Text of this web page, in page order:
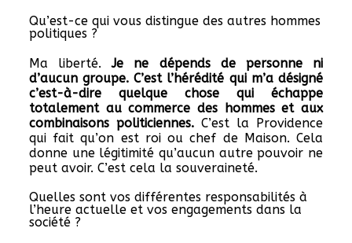
Qu’est-ce qui vous distingue des autres hommes
politiques ?
Ma liberté.Je ne dépends de personne ni
d’aucun groupe. C’est l’hérédité qui m’a désigné
c’est-à-dire quelque chose qui échappe
totalement au commerce des hommes et aux
combinaisons politiciennes.C’est la Providence
qui fait qu’on est roi ou chef de Maison. Cela
donne une légitimité qu’aucun autre pouvoir ne
peut avoir. C’est cela la souveraineté.
Quelles sont vos différentes responsabilités à
l’heure actuelle et vos engagements dans la
société ?